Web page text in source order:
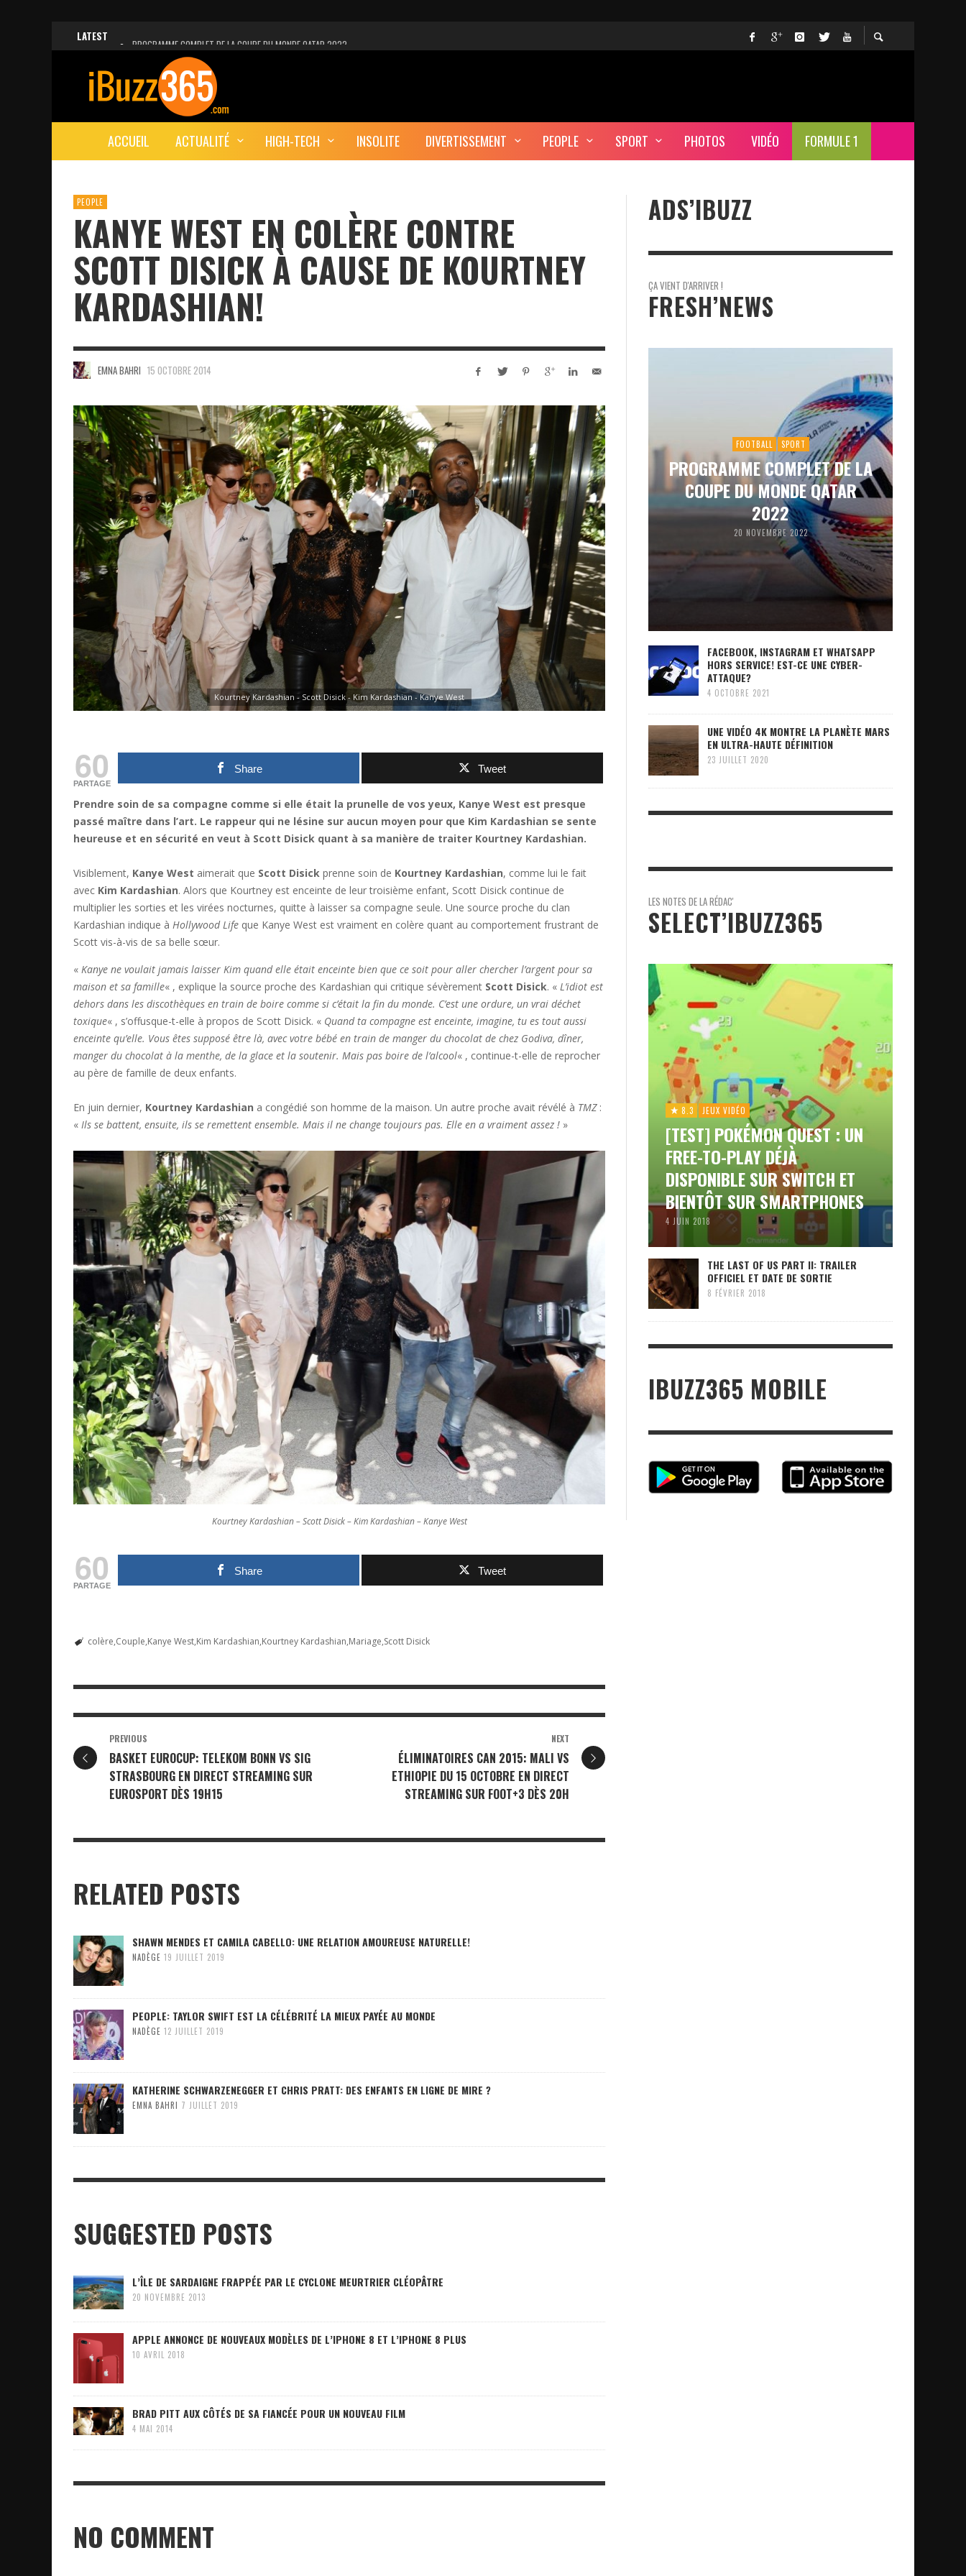
LATEST
PROGRAMME COMPLET DE LA COUPE DU MONDE QATAR 2022
FACEBOOK, INSTAGRAM ET WHATSAPP HORS SERVICE! EST-CE UNE CYBER-ATTAQUE?
UNE VIDÉO 4K MONTRE LA PLANÈTE MARS EN ULTRA-HAUTE DÉFINITION
LANCEMENT DU PREMIER VOL HABITÉ DE SPACEX
DÉCÈS DE L’EX-PRÉSIDENT ZINE EL ABIDINE BEN ALI, SERA-T-IL ENTERRÉ EN TUNISIE?
ACCUEIL ACTUALITÉ HIGH-TECH INSOLITE DIVERTISSEMENT PEOPLE SPORT PHOTOS VIDÉO FORMULE 1
PEOPLE
KANYE WEST EN COLÈRE CONTRE
SCOTT DISICK À CAUSE DE KOURTNEY
KARDASHIAN!
EMNA BAHRI 15 OCTOBRE 2014
Kourtney Kardashian - Scott Disick - Kim Kardashian - Kanye West
60
PARTAGE
Share Tweet
Prendre soin de sa compagne comme si elle était la prunelle de vos yeux, Kanye West est presque
passé maître dans l’art. Le rappeur qui ne lésine sur aucun moyen pour que Kim Kardashian se sente
heureuse et en sécurité en veut à Scott Disick quant à sa manière de traiter Kourtney Kardashian.
Visiblement, Kanye West aimerait que Scott Disick prenne soin de Kourtney Kardashian, comme lui le fait
avec Kim Kardashian. Alors que Kourtney est enceinte de leur troisième enfant, Scott Disick continue de
multiplier les sorties et les virées nocturnes, quitte à laisser sa compagne seule. Une source proche du clan
Kardashian indique à Hollywood Life que Kanye West est vraiment en colère quant au comportement frustrant de
Scott vis-à-vis de sa belle sœur.
« Kanye ne voulait jamais laisser Kim quand elle était enceinte bien que ce soit pour aller chercher l’argent pour sa
maison et sa famille« , explique la source proche des Kardashian qui critique sévèrement Scott Disick. « L’idiot est
dehors dans les discothèques en train de boire comme si c’était la fin du monde. C’est une ordure, un vrai déchet
toxique« , s’offusque-t-elle à propos de Scott Disick. « Quand ta compagne est enceinte, imagine, tu es tout aussi
enceinte qu’elle. Vous êtes supposé être là, avec votre bébé en train de manger du chocolat de chez Godiva, dîner,
manger du chocolat à la menthe, de la glace et la soutenir. Mais pas boire de l’alcool« , continue-t-elle de reprocher
au père de famille de deux enfants.
En juin dernier, Kourtney Kardashian a congédié son homme de la maison. Un autre proche avait révélé à TMZ:
« Ils se battent, ensuite, ils se remettent ensemble. Mais il ne change toujours pas. Elle en a vraiment assez ! »
Kourtney Kardashian – Scott Disick – Kim Kardashian – Kanye West
60
PARTAGE
Share Tweet
colère Couple Kanye West Kim Kardashian Kourtney Kardashian Mariage Scott Disick
PREVIOUS
BASKET EUROCUP: TELEKOM BONN VS SIG
STRASBOURG EN DIRECT STREAMING SUR
EUROSPORT DÈS 19H15
NEXT
ÉLIMINATOIRES CAN 2015: MALI VS
ETHIOPIE DU 15 OCTOBRE EN DIRECT
STREAMING SUR FOOT+3 DÈS 20H
RELATED POSTS
SHAWN MENDES ET CAMILA CABELLO: UNE RELATION AMOUREUSE NATURELLE!
NADÈGE 19 JUILLET 2019
PEOPLE: TAYLOR SWIFT EST LA CÉLÉBRITÉ LA MIEUX PAYÉE AU MONDE
NADÈGE 12 JUILLET 2019
KATHERINE SCHWARZENEGGER ET CHRIS PRATT: DES ENFANTS EN LIGNE DE MIRE ?
EMNA BAHRI 7 JUILLET 2019
SUGGESTED POSTS
L’ÎLE DE SARDAIGNE FRAPPÉE PAR LE CYCLONE MEURTRIER CLÉOPÂTRE
20 NOVEMBRE 2013
APPLE ANNONCE DE NOUVEAUX MODÈLES DE L’IPHONE 8 ET L’IPHONE 8 PLUS
10 AVRIL 2018
BRAD PITT AUX CÔTÉS DE SA FIANCÉE POUR UN NOUVEAU FILM
4 MAI 2014
NO COMMENT
ADS’IBUZZ
ÇA VIENT D'ARRIVER !
FRESH’NEWS
FOOTBALL SPORT
PROGRAMME COMPLET DE LA
COUPE DU MONDE QATAR
2022
20 NOVEMBRE 2022
FACEBOOK, INSTAGRAM ET WHATSAPP
HORS SERVICE! EST-CE UNE CYBER-
ATTAQUE?
4 OCTOBRE 2021
UNE VIDÉO 4K MONTRE LA PLANÈTE MARS
EN ULTRA-HAUTE DÉFINITION
23 JUILLET 2020
LES NOTES DE LA RÉDAC'
SELECT’IBUZZ365
8.3 JEUX VIDÉO
[TEST] POKÉMON QUEST : UN
FREE-TO-PLAY DÉJÀ
DISPONIBLE SUR SWITCH ET
BIENTÔT SUR SMARTPHONES
4 JUIN 2018
THE LAST OF US PART II: TRAILER
OFFICIEL ET DATE DE SORTIE
8 FÉVRIER 2018
IBUZZ365 MOBILE